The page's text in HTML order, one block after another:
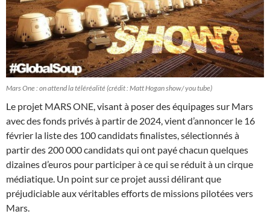
Mars One : on attend la téléréalité (crédit : Matt Hogan show/ you tube)
Le projet MARS ONE, visant à poser des équipages sur Mars
avec des fonds privés à partir de 2024, vient d’annoncer le 16
février la liste des 100 candidats finalistes, sélectionnés à
partir des 200 000 candidats qui ont payé chacun quelques
dizaines d’euros pour participer à ce qui se réduit à un cirque
médiatique. Un point sur ce projet aussi délirant que
préjudiciable aux véritables efforts de missions pilotées vers
Mars.